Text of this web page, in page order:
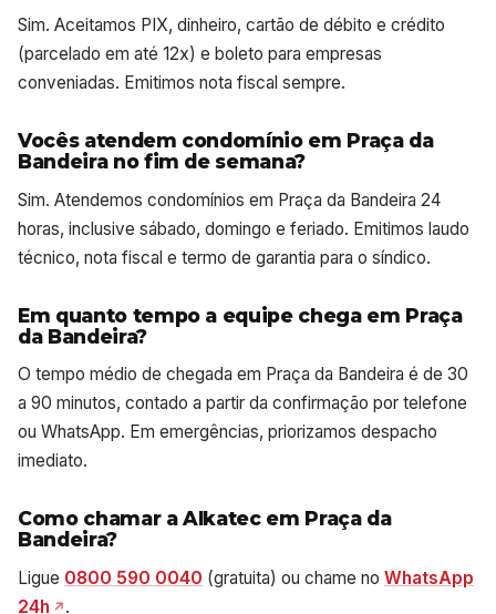
Sim. Aceitamos PIX, dinheiro, cartão de débito e crédito
(parcelado em até 12x) e boleto para empresas
conveniadas. Emitimos nota fiscal sempre.
Vocês atendem condomínio em Praça da
Bandeira no fim de semana?
Sim. Atendemos condomínios em Praça da Bandeira 24
horas, inclusive sábado, domingo e feriado. Emitimos laudo
técnico, nota fiscal e termo de garantia para o síndico.
Em quanto tempo a equipe chega em Praça
da Bandeira?
O tempo médio de chegada em Praça da Bandeira é de 30
a 90 minutos, contado a partir da confirmação por telefone
ou WhatsApp. Em emergências, priorizamos despacho
imediato.
Como chamar a Alkatec em Praça da
Bandeira?
Ligue 0800 590 0040 (gratuita) ou chame no WhatsApp
24h
.